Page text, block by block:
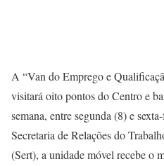
A “Van do Emprego e
visitará oito pontos do Centro e
semana, entre segunda (8) e
Secretaria de Relações do
(Sert), a unidade móvel recebe o